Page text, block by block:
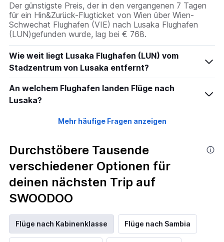
Der günstigste Preis, der in den vergangenen 7 Tagen
für ein Hin&Zurück-Flugticket von Wien über Wien-
Schwechat Flughafen (VIE) nach Lusaka Flughafen
(LUN)gefunden wurde, lag bei € 768.
Wie weit liegt Lusaka Flughafen (LUN) vom
Stadzentrum von Lusaka entfernt?
An welchem Flughafen landen Flüge nach
Lusaka?
Mehr häufige Fragen anzeigen
Durchstöbere Tausende
verschiedener Optionen für
deinen nächsten Trip auf
SWOODOO
Flüge nach Kabinenklasse Flüge nach Sambia